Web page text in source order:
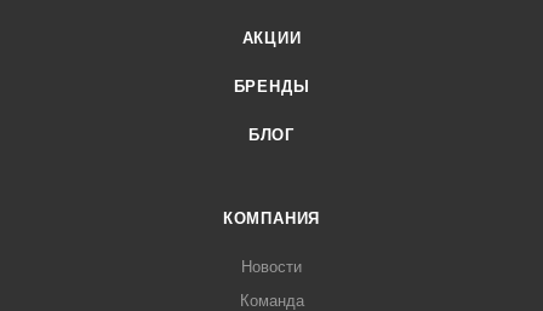
АКЦИИ
БРЕНДЫ
БЛОГ
КОМПАНИЯ
Новости
Команда